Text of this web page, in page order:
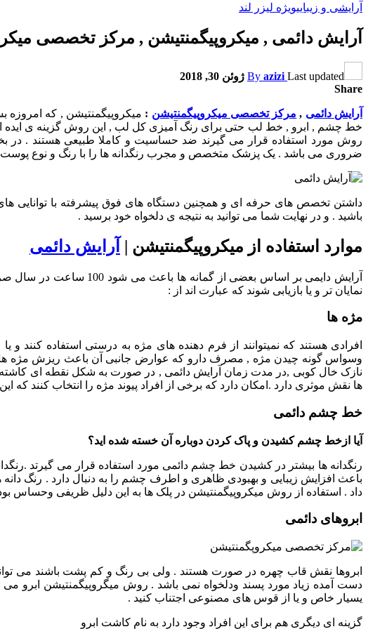
آرایشی و زیباییویژه لیزر لند
آرایش دائمی , میکروپیگمنتیشن , مرکز تخصصی
By azizi Last updated
ژوئن 30, 2018
Share
آرایش دائمی , مرکز تخصصی میکروپیگمنتیشن : میکروپیگمنتیشن , که امروزه
خط چشم , ابرو , خط لب حتی برای رنگ آمیزی کل لب , این روش گزینه ی ایده ال
روش مورد استفاده قرار می گیرند ضد حساسیت و کاملا طبیعی هستند . در
ضروری می باشد . یک پزشک متخصص و مجرب رنگدانه ها را با رنگ و نوع پوست
داشتن تخصص های حرفه ای و همچنین دستگاه های فوق پیشرفته با توانایی های
باشید . و در نهایت شما می توانید به نتیجه ی دلخواه خود برسید .
موارد استفاده از میکروپیگمنتیشن | آرایش دائمی
آرایش دایمی بر اساس بعضی از گمانه ها باعث می شود 100 ساعت در سال صرفه جویی زمان آرایش می شود . راهکاری زیادی وجود دارد که به وسیله
نمایان تر و یا بازیابی شوند که عبارت اند از :
مژه ها
افرادی هستند که نمیتوانند از فرم دهنده های مژه به درستی استفاده
وسواس گونه چیدن مژه , مصرف دارو که عوارض جانبی آن باعث ریزش مژه ها
ها نقش موثری دارد .امکان دارد که برخی از افراد پیوند مژه را انتخاب کنند که
خط چشم دائمی
آیا ازخط چشم کشیدن و پاک کردن دوباره آن خسته شده اید؟
رنگدانه ها بیشتر در کشیدن خط چشم دائمی مورد استفاده قرار می گیرتد
باعث افزایش زیبایی و بهبودی ظاهری و اطرف چشم را به دنبال دارد . رنگ
داد . استفاده از روش میکروپیگمنتیشن در پلک ها به این دلیل ظریفی وحساس
ابروهای دائمی
ابروها نقش قاب چهره در صورت هستند . ولی بی رنگ و کم پشت باشند می
دست آمده زیاد مورد پسند ودلخواه نمی باشد . روش میگروپیگمنتیشن ابرو
یسیار خاص و یا از قوس های مصنوعی اجتناب کنید .
گزینه ای دیگری هم برای این افراد وجود دارد به نام کاشت ابرو